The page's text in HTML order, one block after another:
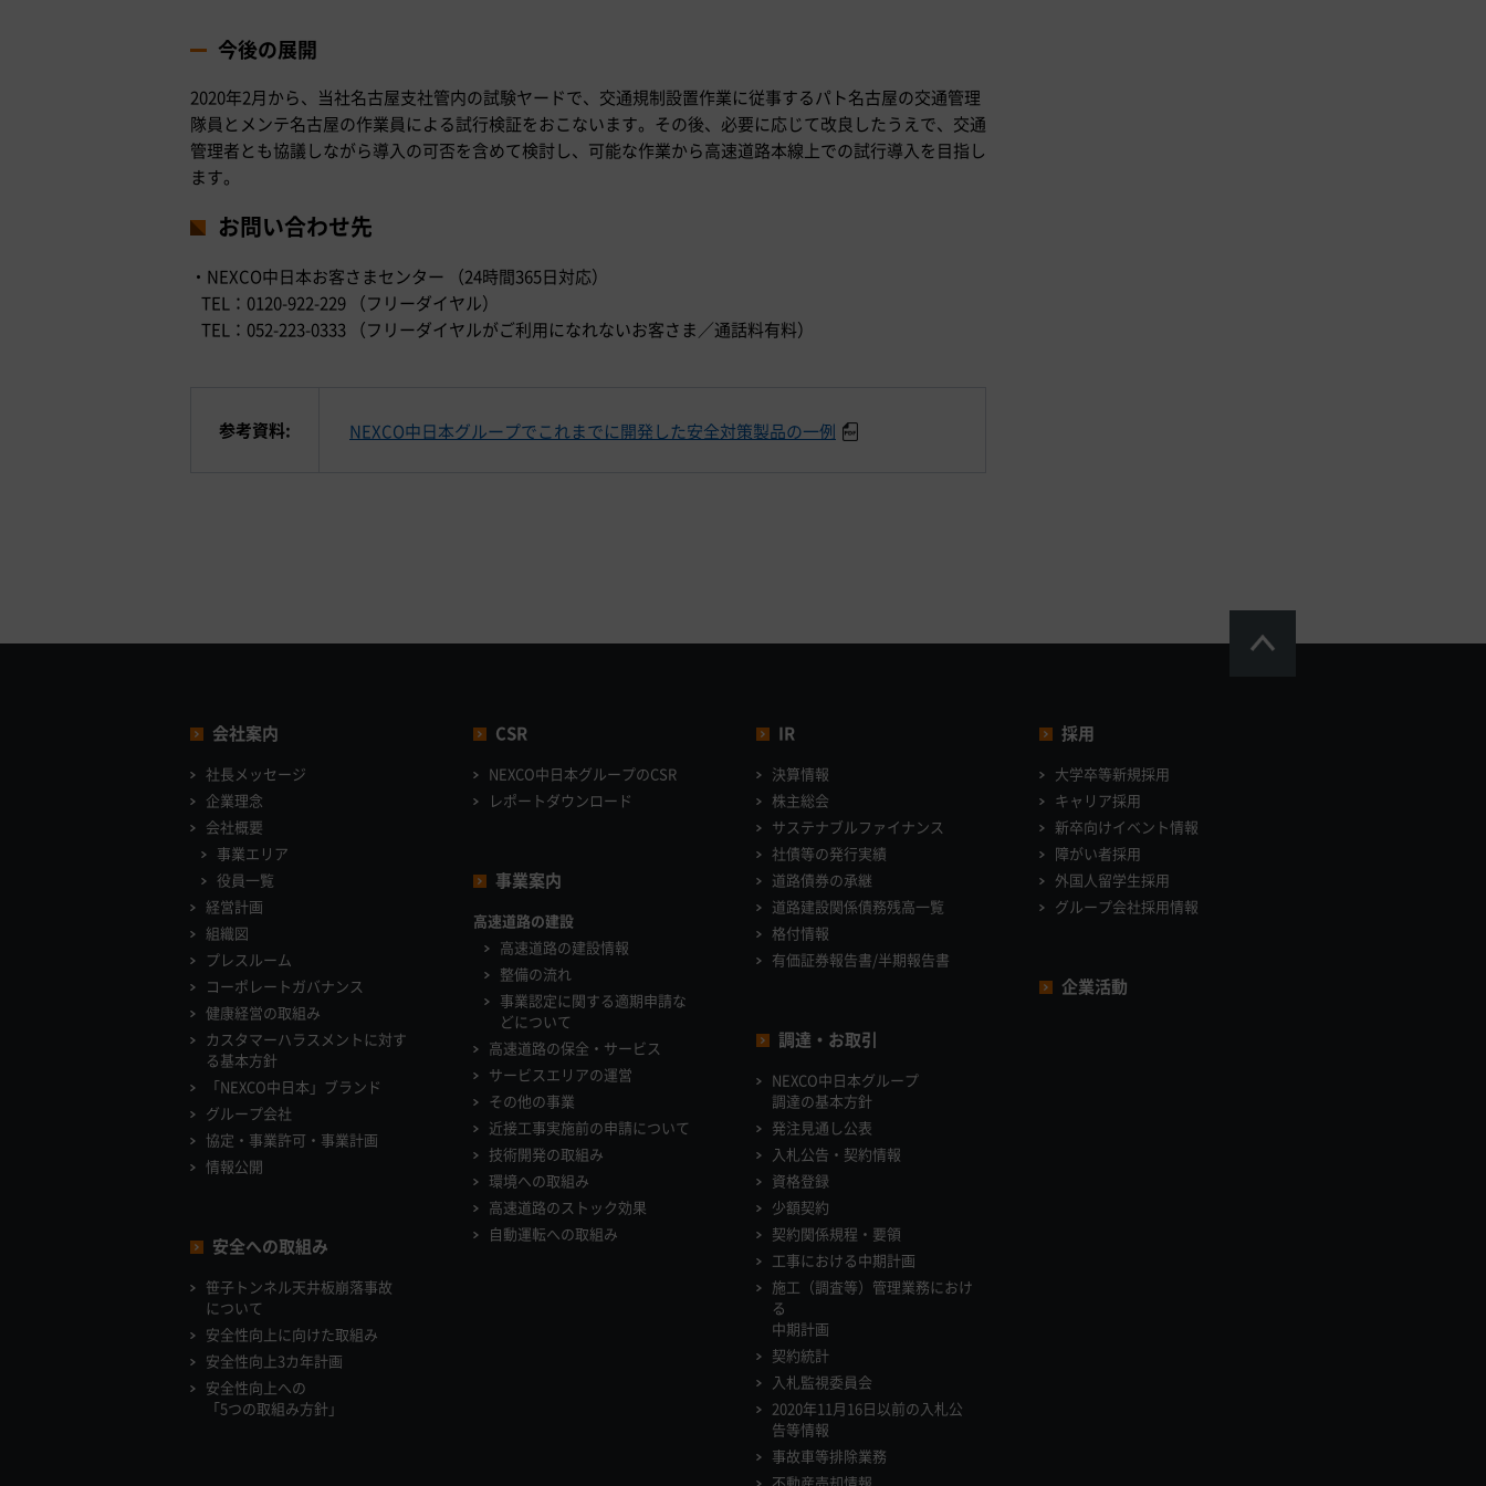
今後の展開
2020年2月から、当社名古屋支社管内の試験ヤードで、交通規制設置作業に従事するパト名古屋の交通管理
隊員とメンテ名古屋の作業員による試行検証をおこないます。その後、必要に応じて改良したうえで、交通
管理者とも協議しながら導入の可否を含めて検討し、可能な作業から高速道路本線上での試行導入を目指し
ます。
お問い合わせ先
・NEXCO中日本お客さまセンター （24時間365日対応）
TEL：0120-922-229 （フリーダイヤル）
TEL：052-223-0333 （フリーダイヤルがご利用になれないお客さま／通話料有料）
参考資料: NEXCO中日本グループでこれまでに開発した安全対策製品の一例
会社案内
社長メッセージ
企業理念
会社概要
事業エリア
役員一覧
経営計画
組織図
プレスルーム
コーポレートガバナンス
健康経営の取組み
カスタマーハラスメントに対す
る基本方針
「NEXCO中日本」ブランド
グループ会社
協定・事業許可・事業計画
情報公開
安全への取組み
笹子トンネル天井板崩落事故
について
安全性向上に向けた取組み
安全性向上3カ年計画
安全性向上への
「5つの取組み方針」
CSR
NEXCO中日本グループのCSR
レポートダウンロード
事業案内
高速道路の建設
高速道路の建設情報
整備の流れ
事業認定に関する適期申請な
どについて
高速道路の保全・サービス
サービスエリアの運営
その他の事業
近接工事実施前の申請について
技術開発の取組み
環境への取組み
高速道路のストック効果
自動運転への取組み
IR
決算情報
株主総会
サステナブルファイナンス
社債等の発行実績
道路債券の承継
道路建設関係債務残高一覧
格付情報
有価証券報告書/半期報告書
調達・お取引
NEXCO中日本グループ
調達の基本方針
発注見通し公表
入札公告・契約情報
資格登録
少額契約
契約関係規程・要領
工事における中期計画
施工（調査等）管理業務におけ
る
中期計画
契約統計
入札監視委員会
2020年11月16日以前の入札公
告等情報
事故車等排除業務
採用
大学卒等新規採用
キャリア採用
新卒向けイベント情報
障がい者採用
外国人留学生採用
グループ会社採用情報
企業活動